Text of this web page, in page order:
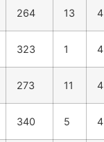
264 13 4
323 1 4
273 11 4
340 5 4